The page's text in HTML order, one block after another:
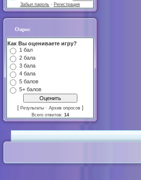
Забыл пароль · Регистрация
Опрос
Как Вы оцениваете игру?
1 бал
2 бала
3 бала
4 бала
5 балов
5+ балов
[ Результаты · Архив опросов ]
Всего ответов: 14